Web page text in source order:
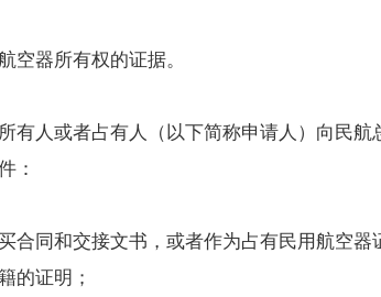
器所有权的证据。
人或者占有人（以下简称申请人）向民
：
同和交接文书，或者作为占有民用航空器
证明；